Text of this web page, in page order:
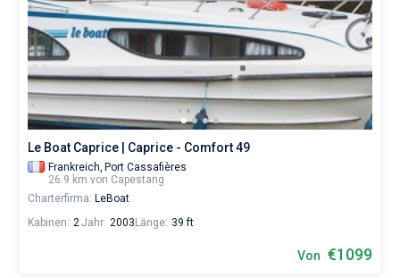
Le Boat Caprice | Caprice - Comfort 49
Frankreich, Port Cassafières
26.9 km von Capestang
Charterfirma: LeBoat
Kabinen: 2Jahr: 2003 Länge: 39 ft
Von €1099